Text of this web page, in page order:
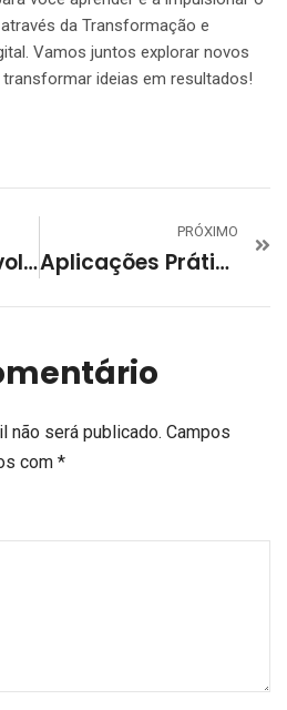
da Transformação e
Vamos juntos explorar novos
ideias em resultados!
ChatGPT: A Revolução No Interagir Humano-Máquina
PRÓXIMO
Aplicações Práticas Do ChatGPT: Descubra Como Impulsionar Diferentes Setores
não será publicado. Campos
com *